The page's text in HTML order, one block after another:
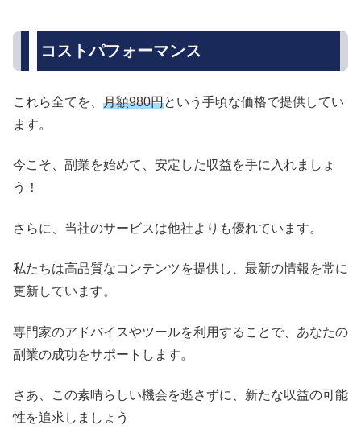
コストパフォーマンス
これら全てを、 月額980円という手頃な価格で提供してい
ます。
今こそ、副業を始めて、安定した収益を手に入れましょ
う！
さらに、当社のサービスは他社よりも優れています。
私たちは高品質なコンテンツを提供し、最新の情報を常に
更新しています。
専門家のアドバイスやツールを利用することで、あなたの
副業の成功をサポートします。
さあ、この素晴らしい機会を逃さずに、新たな収益の可能
性を追求しましょう